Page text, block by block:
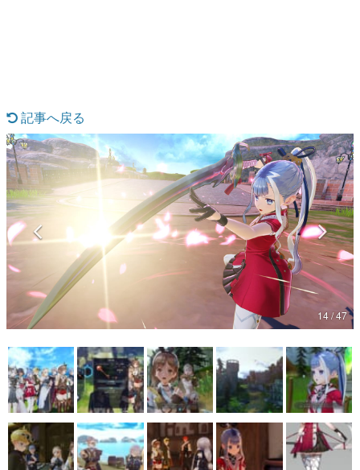
カテゴリ
特集記事
マンガ
女性向け
アプリレビュー
その他
電ファミニコゲーマーとは？
運営：株式会社マレ
記事へ戻る
14 / 47